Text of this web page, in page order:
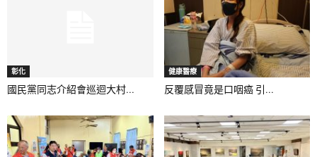
彰化
國民黨同志介紹會巡迴大村...
健康醫療
反覆感冒竟是口咽癌 引...